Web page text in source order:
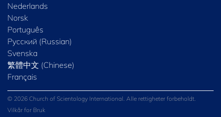
Nederlands
Norsk
Português
Русский (Russian)
Svenska
繁體中文 (Chinese)
Français
© 2026 Church of Scientology International. Alle rettigheter forbeholdt.
Vilkår for Bruk